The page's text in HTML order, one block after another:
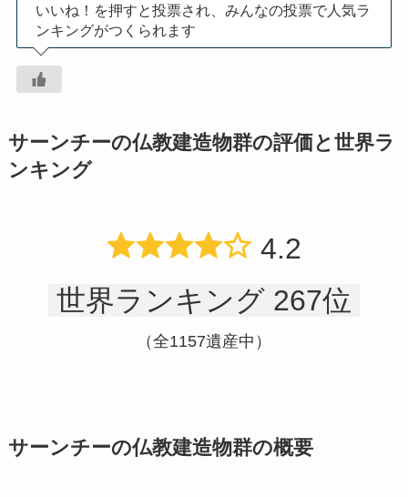
いいね！を押すと投票され、みんなの投票で人気ラ
ンキングがつくられます
サーンチーの仏教建造物群の評価と世界ラ
ンキング
4.2
世界ランキング 267位
（全1157遺産中）
サーンチーの仏教建造物群の概要